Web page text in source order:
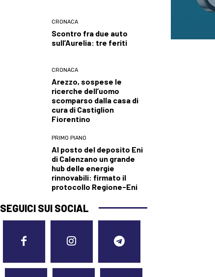
CRONACA
Scontro fra due auto
sull’Aurelia: tre feriti
CRONACA
Arezzo, sospese le
ricerche dell’uomo
scomparso dalla casa di
cura di Castiglion
Fiorentino
PRIMO PIANO
Al posto del deposito Eni
di Calenzano un grande
hub delle energie
rinnovabili: firmato il
protocollo Regione-Eni
SEGUICI SUI SOCIAL